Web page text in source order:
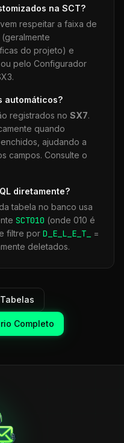
na SCT?
respeitar a faixa de
do projeto) e
pelo Configurador
automáticos?
registrados no SX7.
quando
ajudando a
campos. Consulte o
diretamente?
tabela no banco usa
SCT010 (onde 010 é
filtre por D_E_L_E_T_
=
deletados.
Completo